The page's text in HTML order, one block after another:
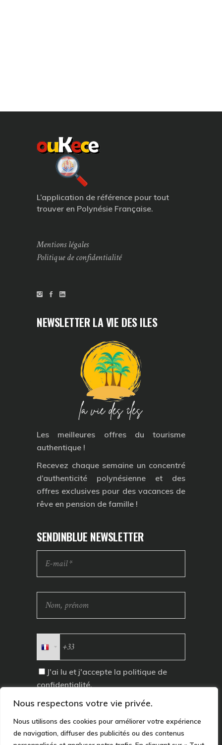
Nous respectons votre vie privée.
Nous utilisons des cookies pour améliorer votre expérience
de navigation, diffuser des publicités ou des contenus
L’application de référence pour tout
trouver en Polynésie Française.
Mentions légales
Politique de confidentialité
NEWSLETTER LA VIE DES ILES
Les meilleures offres du tourisme
authentique !
Recevez chaque semaine un concentré
d’authenticité polynésienne et des
offres exclusives pour des vacances de
rêve en pension de famille !
SENDINBLUE NEWSLETTER
J'ai lu et j'accepte la politique de
confidentialité.